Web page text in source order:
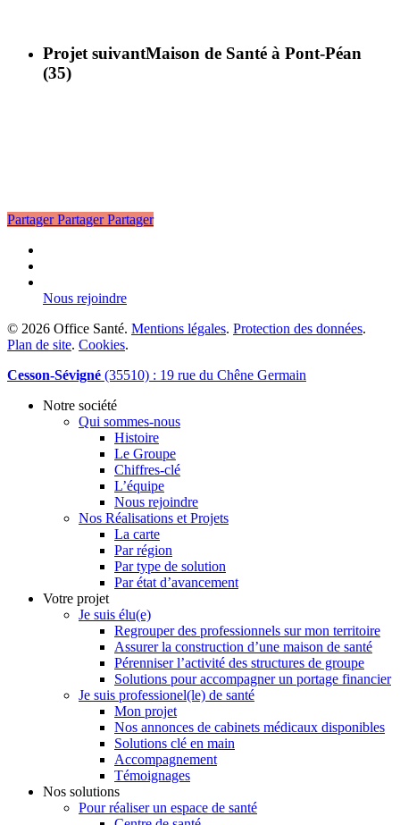
Projet suivantMaison de Santé à Pont-Péan
(35)
Partager Partager Partager
Nous rejoindre
© 2026 Office Santé. Mentions légales. Protection des données.
Plan de site. Cookies.
Close
Cesson-Sévigné (35510) : 19 rue du Chêne Germain
Notre société
Qui sommes-nous
Histoire
Le Groupe
Chiffres-clé
L’équipe
Nous rejoindre
Nos Réalisations et Projets
La carte
Par région
Par type de solution
Par état d’avancement
Votre projet
Je suis élu(e)
Regrouper des professionnels sur mon territoire
Assurer la construction d’une maison de santé
Pérenniser l’activité des structures de groupe
Solutions pour accompagner un portage financier
Je suis professionel(le) de santé
Mon projet
Nos annonces de cabinets médicaux disponibles
Solutions clé en main
Accompagnement
Témoignages
Nos solutions
Pour réaliser un espace de santé